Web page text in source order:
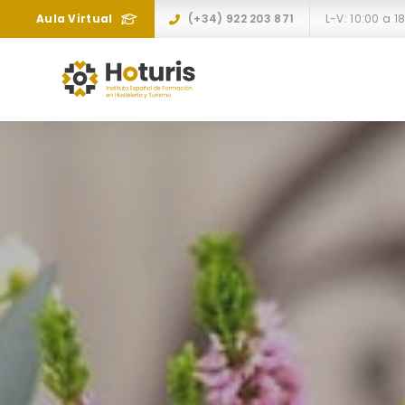
Aula Virtual (+34) 922 203 871